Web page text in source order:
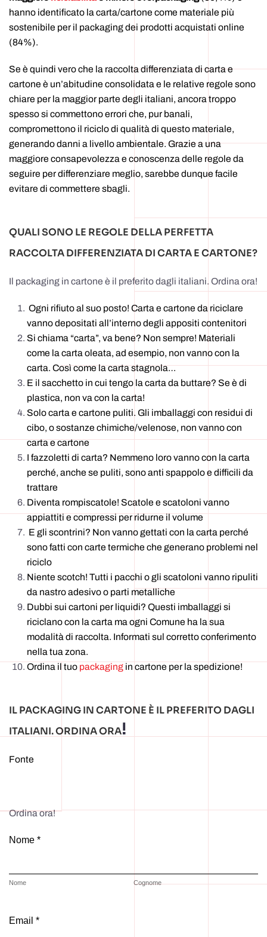
hanno identificato la carta/cartone come materiale più
sostenibile per il packaging dei prodotti acquistati online
(84%).
Se è quindi vero che la raccolta differenziata di carta e
cartone è un’abitudine consolidata e le relative regole sono
chiare per la maggior parte degli italiani, ancora troppo
spesso si commettono errori che, pur banali,
compromettono il riciclo di qualità di questo materiale,
generando danni a livello ambientale. Grazie a una
maggiore consapevolezza e conoscenza delle regole da
seguire per differenziare meglio, sarebbe dunque facile
evitare di commettere sbagli.
QUALI SONO LE REGOLE DELLA PERFETTA
RACCOLTA DIFFERENZIATA DI CARTA E CARTONE?
Il packaging in cartone è il preferito dagli italiani. Ordina ora!
Ogni rifiuto al suo posto! Carta e cartone da riciclare
vanno depositati all’interno degli appositi contenitori
Si chiama “carta”, va bene? Non sempre! Materiali
come la carta oleata, ad esempio, non vanno con la
carta. Così come la carta stagnola…
E il sacchetto in cui tengo la carta da buttare? Se è di
plastica, non va con la carta!
Solo carta e cartone puliti. Gli imballaggi con residui di
cibo, o sostanze chimiche/velenose, non vanno con
carta e cartone
I fazzoletti di carta? Nemmeno loro vanno con la carta
perché, anche se puliti, sono anti spappolo e difficili da
trattare
Diventa rompiscatole! Scatole e scatoloni vanno
appiattiti e compressi per ridurne il volume
E gli scontrini? Non vanno gettati con la carta perché
sono fatti con carte termiche che generano problemi nel
riciclo
Niente scotch! Tutti i pacchi o gli scatoloni vanno ripuliti
da nastro adesivo o parti metalliche
Dubbi sui cartoni per liquidi? Questi imballaggi si
riciclano con la carta ma ogni Comune ha la sua
modalità di raccolta. Informati sul corretto conferimento
nella tua zona.
Ordina il tuo packaging in cartone per la spedizione!
IL PACKAGING IN CARTONE È IL PREFERITO DAGLI
ITALIANI. ORDINA ORA!
Fonte
Ordina ora!
Nome *
Nome Cognome
Email *